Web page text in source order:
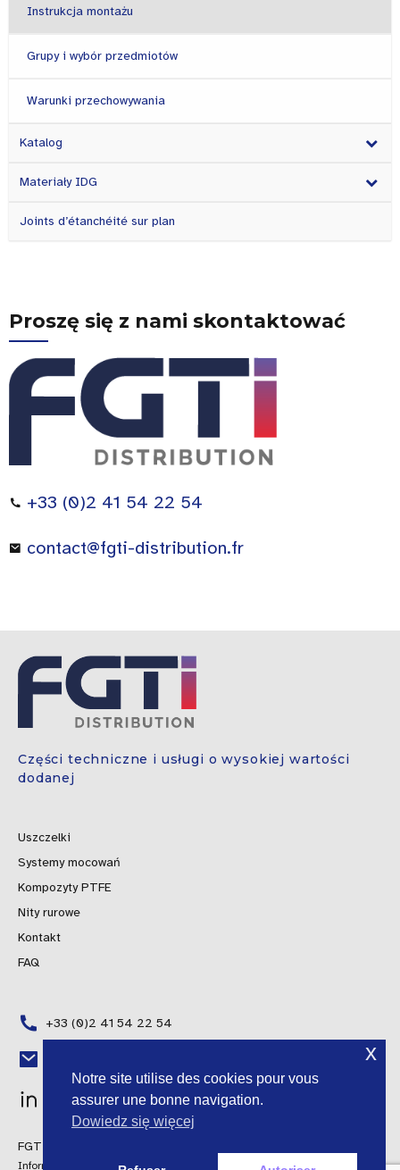
Instrukcja montażu
Grupy i wybór przedmiotów
Warunki przechowywania
Katalog
Materiały IDG
Joints d’étanchéité sur plan
Proszę się z nami skontaktować
+33 (0)2 41 54 22 54
contact@fgti-distribution.fr
Części techniczne i usługi o wysokiej wartości
dodanej
FGTI Distribution © 2024 Wszelkie prawa zastrzeżone
Informacje prawne
Uszczelki
Systemy mocowań
Kompozyty PTFE
Nity rurowe
Kontakt
FAQ
+33 (0)2 41 54 22 54
Spanish
Notre site utilise des cookies pour vous
assurer une bonne navigation.
Dowiedz się więcej
x